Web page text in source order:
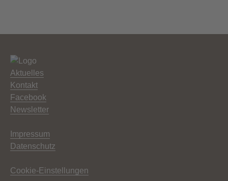
Aktuelles
Kontakt
Facebook
Newsletter
Impressum
Datenschutz
Cookie-Einstellungen